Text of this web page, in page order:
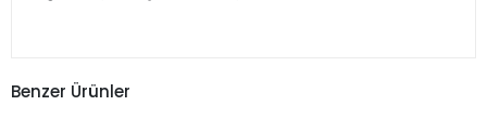
Benzer Ürünler